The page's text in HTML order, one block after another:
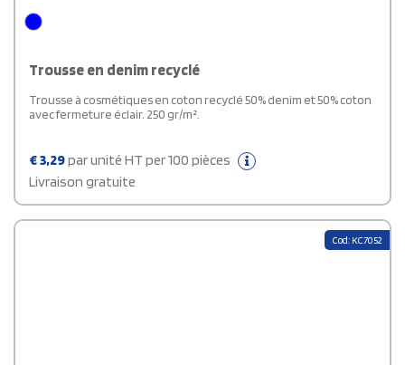
Trousse en denim recyclé
Trousse à cosmétiques en coton recyclé 50% denim et 50% coton
avec fermeture éclair. 250 gr/m².
€3,29par unité HT per 100 pièces
Livraison gratuite
Cod: KC7052